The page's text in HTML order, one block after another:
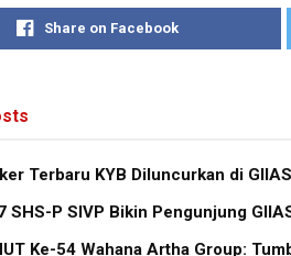
Share on Facebook
Terbaru KYB Diluncurkan di
SHS-P SIVP Bikin Pengunjung
Ke-54 Wahana Artha Group: